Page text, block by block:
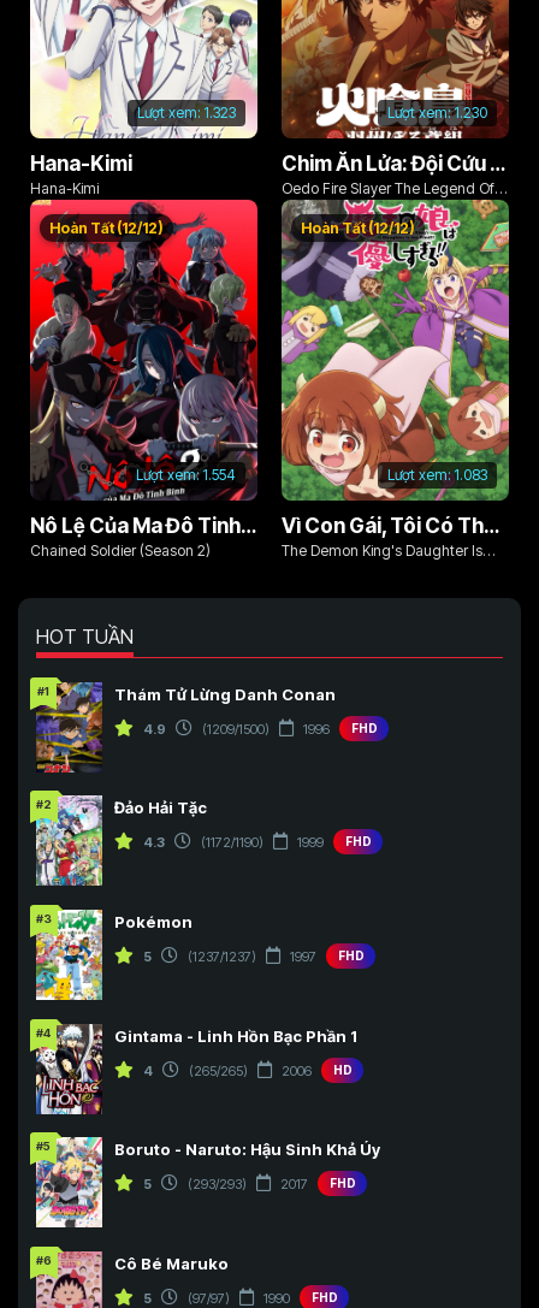
Lượt xem: 1.323
Hana-Kimi
Hana-Kimi
Lượt xem:1.230
Chim Ăn Lửa: Đội Cứu Hỏa Rách Rưới Vùng Ushu
Oedo Fire Slayer The Legend Of
Phoenix
Lượt xem:1.554
Hoàn Tất (12/12)
Nô Lệ Của Ma Đô Tinh Binh (Phần 2)
Chained Soldier (Season 2)
Lượt xem:1.083
Hoàn Tất (12/12)
Vì Con Gái, Tôi Có Thể Đánh Bại Cả Ma Vương
The Demon King's Daughter Is
HOT TUẦN
#1 Thám Tử Lừng Danh Conan
4.9 (1209/1500) 1996 FHD
#2 Đảo Hải Tặc
4.3 (1172/1190) 1999 FHD
#3 Pokémon
5 (1237/1237) 1997 FHD
#4 Gintama - Linh Hồn Bạc Phần 1
4 (265/265) 2006 HD
#5 Boruto - Naruto: Hậu Sinh Khả Úy
5 (293/293) 2017 FHD
#6 Cô Bé Maruko
5 (97/97) 1990 FHD